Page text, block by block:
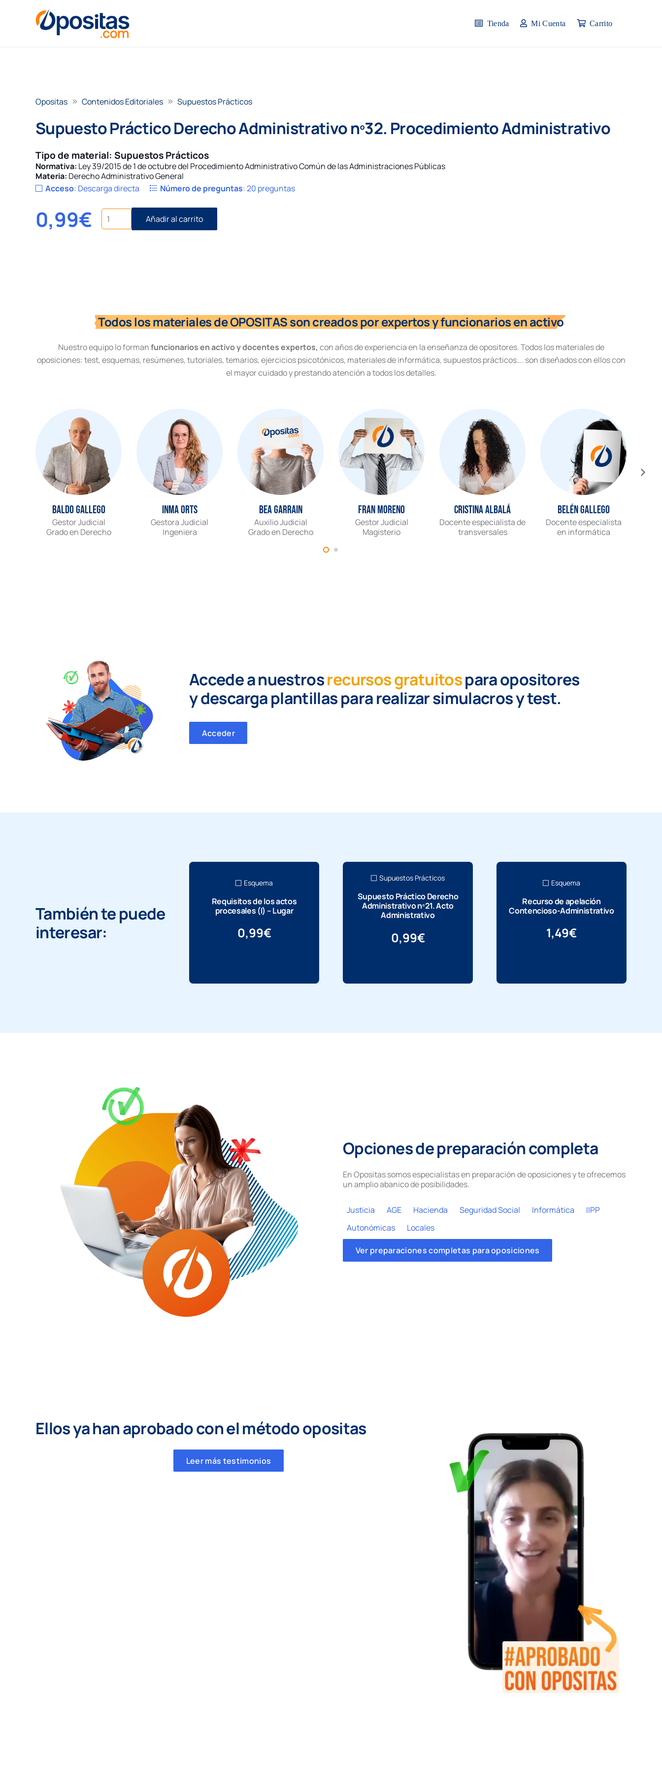
Tienda Mi Cuenta Carrito
Opositas Contenidos Editoriales Supuestos Prácticos
Supuesto Práctico Derecho Administrativo nº32. Procedimiento Administrativo
Tipo de material: Supuestos Prácticos
Normativa: Ley 39/2015 de 1 de octubre del Procedimiento Administrativo Común de las Administraciones Públicas
Materia: Derecho Administrativo General
Acceso: Descarga directa Número de preguntas:20 preguntas
0,99€
Supuesto
Práctico
Derecho
Añadir al carrito
Todos los materiales de OPOSITAS son creados por expertos y funcionarios en activo
Nuestro equipo lo formanfuncionarios en activo y docentes expertos, con años de experiencia en la enseñanza de opositores. Todos los materiales de
oposiciones: test, esquemas, resúmenes, tutoriales, temarios, ejercicios psicotónicos, materiales de informática, supuestos prácticos…. son diseñados con ellos con
el mayor cuidado y prestando atención a todos los detalles.
Baldo Gallego
Gestor Judicial
Grado en Derecho
Inma Orts
Gestora Judicial
Ingeniera
Bea Garrain
Auxilio Judicial
Grado en Derecho
Fran Moreno
Gestor Judicial
Magisterio
Cristina Albalá
Docente especialista de
transversales
Belén Gallego
Docente especialista
en informática
Accede a nuestrosrecursos gratuitospara opositores
ydescarga plantillas para realizar simulacros y test.
Acceder
También te puede
interesar:
Esquema
Requisitos de los actos
procesales (I) – Lugar
0,99€
Supuestos Prácticos
Supuesto Práctico Derecho
Administrativo nº21. Acto
Administrativo
0,99€
Esquema
Recurso de apelación
Contencioso-Administrativo
1,49€
Opciones de preparación completa
En Opositas somos especialistas en preparación de oposiciones y te ofrecemos
un amplio abanico de posibilidades.
Justicia AGE Hacienda Seguridad Social Informática
IIPP
Autonómicas
Locales
Ver preparaciones completas para oposiciones
Ellos ya han aprobado con el método opositas
Leer más testimonios